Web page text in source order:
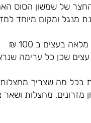
של שמשון הסוס
מנגל ומקום מיוחד
בעצים ב 100 ₪
שכן כל ערימה
בכל מה שצריך מחצלות,
מזרונים, מחצלות ושאר